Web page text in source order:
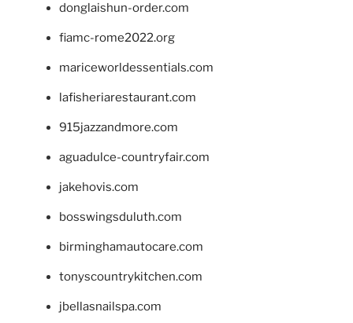
donglaishun-order.com
fiamc-rome2022.org
mariceworldessentials.com
lafisheriarestaurant.com
915jazzandmore.com
aguadulce-countryfair.com
jakehovis.com
bosswingsduluth.com
birminghamautocare.com
tonyscountrykitchen.com
jbellasnailspa.com